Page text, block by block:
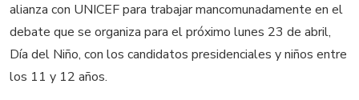
alianza con UNICEF para trabajar mancomunadamente en el
debate que se organiza para el próximo lunes 23 de abril,
Día del Niño, con los candidatos presidenciales y niños entre
los 11 y 12 años.